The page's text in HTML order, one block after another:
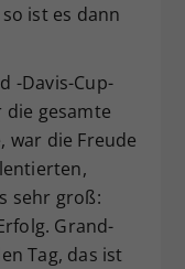
ist es dann
-Davis-Cup-
die gesamte
die Freude
sehr groß:
Grand-
Tag, das ist